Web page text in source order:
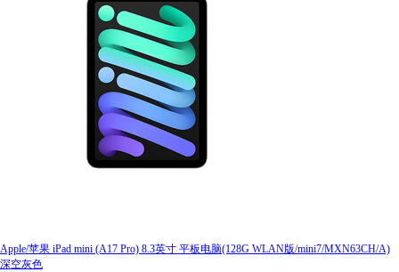
Apple/苹果 iPad mini (A17 Pro) 8.3英寸 平板电脑(128G WLAN版/mini7/MXN63CH/A)
深空灰色